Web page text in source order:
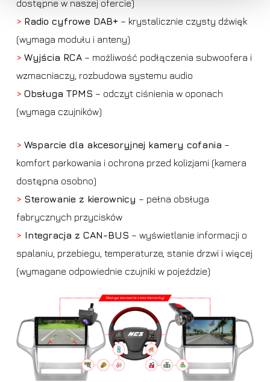
dostępne w naszej ofercie)
> Radio cyfrowe DAB+– krystalicznie czysty dźwięk
(wymaga modułu i anteny)
> Wyjścia RCA– możliwość podłączenia subwoofera i
wzmacniaczy, rozbudowa systemu audio
> Obsługa TPMS – odczyt ciśnienia w oponach
(wymaga czujników)
> Wsparcie dla akcesoryjnej kamery cofania –
komfort parkowania i ochrona przed kolizjami (kamera
dostępna osobno)
> Sterowanie z kierownicy – pełna obsługa
fabrycznych przycisków
> Integracja z CAN-BUS – wyświetlanie informacji o
spalaniu, przebiegu, temperaturze, stanie drzwi i więcej
(wymagane odpowiednie czujniki w pojeździe)